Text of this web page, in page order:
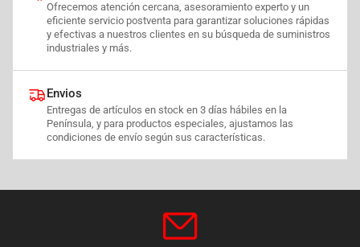
Ofrecemos atención cercana, asesoramiento experto y un
eficiente servicio postventa para garantizar soluciones rápidas
y efectivas a nuestros clientes en su búsqueda de suministros
industriales y más.
Envios
Entregas de artículos en stock en 3 días hábiles en la
Península, y para productos especiales, ajustamos las
condiciones de envío según sus características.